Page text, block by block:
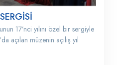
17’nci yılını özel bir sergiyle
açılan müzenin açılış yıl